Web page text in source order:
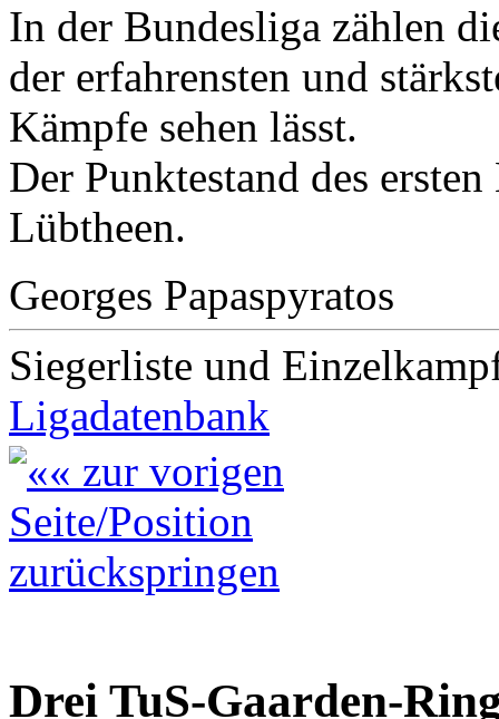
In der Bundesliga zählen
der erfahrensten und
Kämpfe sehen lässt.
Der Punktestand des
Lübtheen.
Georges Papaspyratos
Siegerliste und
Ligadatenbank
Drei TuS-Gaarden-